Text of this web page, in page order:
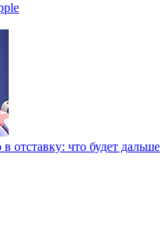
отставку: что будет дальше